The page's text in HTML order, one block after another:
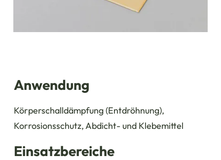
Anwendung
Körperschalldämpfung (Entdröhnung),
Korrosionsschutz, Abdicht- und Klebemittel
Einsatzbereiche